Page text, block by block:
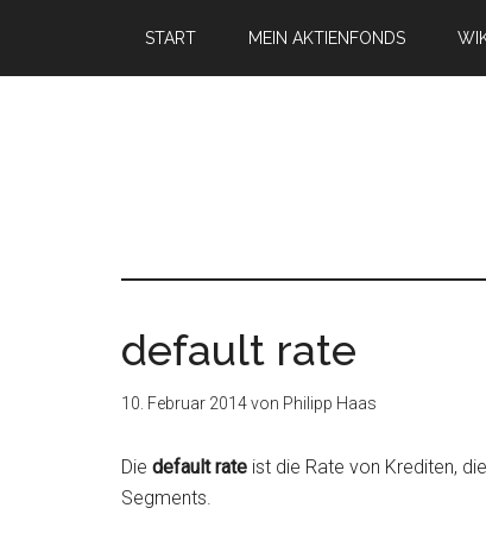
START MEIN AKTIENFONDS
default rate
10. Februar 2014von Philipp Haas
Die default rate ist die Rate von Krediten,
Segments.